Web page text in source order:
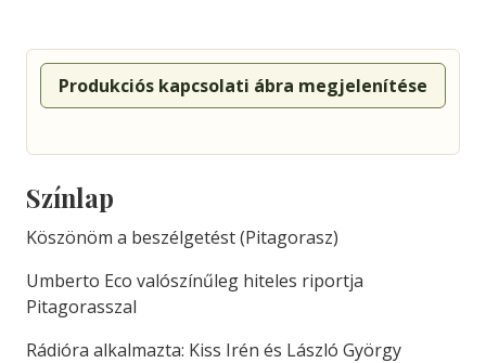
Produkciós kapcsolati ábra megjelenítése
Színlap
Köszönöm a beszélgetést (Pitagorasz)
Umberto Eco valószínűleg hiteles riportja
Pitagorasszal
Rádióra alkalmazta: Kiss Irén és László György